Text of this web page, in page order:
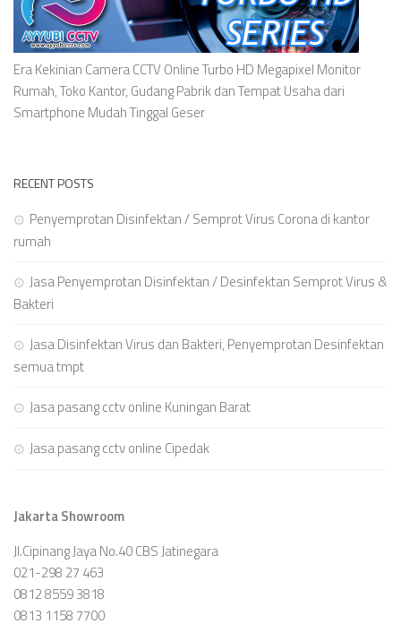
Era Kekinian Camera CCTV Online Turbo HD Megapixel Monitor
Rumah, Toko Kantor, Gudang Pabrik dan Tempat Usaha dari
Smartphone Mudah Tinggal Geser
RECENT POSTS
Penyemprotan Disinfektan / Semprot Virus Corona di kantor
rumah
Jasa Penyemprotan Disinfektan / Desinfektan Semprot Virus &
Bakteri
Jasa Disinfektan Virus dan Bakteri, Penyemprotan Desinfektan
semua tmpt
Jasa pasang cctv online Kuningan Barat
Jasa pasang cctv online Cipedak
Jakarta Showroom
Jl.Cipinang Jaya No.40 CBS Jatinegara
021-298 27 463
0812 8559 3818
0813 1158 7700